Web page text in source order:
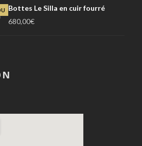
Bottes Le Silla en cuir fourré
680,00€